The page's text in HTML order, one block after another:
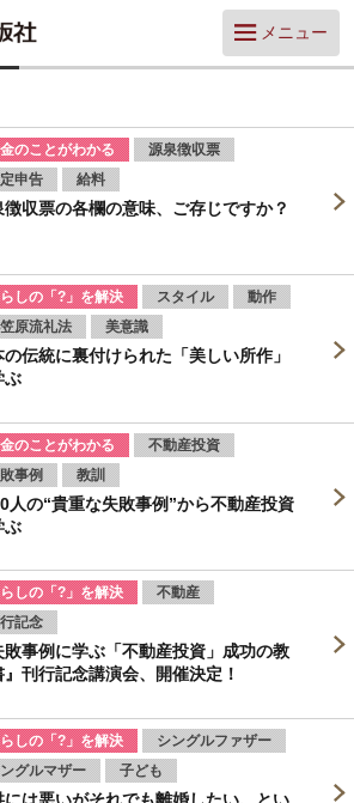
メニュー
のことがわかる
源泉徴収票
申告
給料
徴収票の各欄の意味、ご存じですか？
しの「?」を解決 スタイル
動作
原流礼法
美意識
の伝統に裏付けられた「美しい所作」
ぶ
のことがわかる
不動産投資
事例
教訓
人の“貴重な失敗事例”から不動産投資
ぶ
しの「?」を解決
不動産
記念
敗事例に学ぶ「不動産投資」成功の教
』刊行記念講演会、開催決定！
しの「?」を解決
シングルファザー
グルマザー
子ども
には悪いがそれでも離婚したい、とい